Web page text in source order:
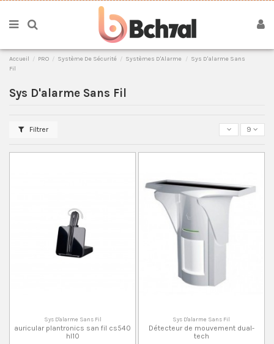
Accueil PRO Système De Sécurité Systèmes D'Alarme
Sys D'alarme Sans
Fil
Sys D'alarme Sans Fil
Filtrer 9
Sys D'alarme Sans Fil
auricular plantronics san fil cs540
hl10
Sys D'alarme Sans Fil
Détecteur de mouvement dual-
tech